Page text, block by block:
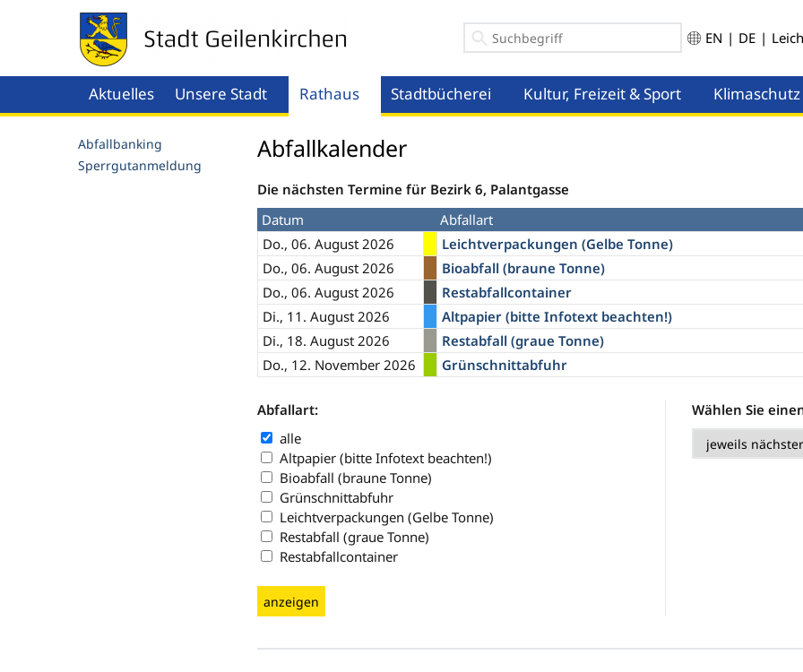
EN | DE |
Aktuelles
Unsere Stadt
Rathaus
Stadtbücherei
Kultur, Freizeit & Sport
Abfallbanking
Sperrgutanmeldung
Abfallkalender
Die nächsten Termine für Bezirk 6, Palantgasse
Datum
Abfallart
Do., 06. August 2026
Leichtverpackungen (Gelbe Tonne)
Do., 06. August 2026
Bioabfall (braune Tonne)
Do., 06. August 2026
Restabfallcontainer
Di., 11. August 2026
Altpapier (bitte Infotext beachten!)
Di., 18. August 2026
Restabfall (graue Tonne)
Do., 12. November 2026
Grünschnittabfuhr
Abfallart:
alle
Altpapier (bitte Infotext beachten!)
Bioabfall (braune Tonne)
Grünschnittabfuhr
Leichtverpackungen (Gelbe Tonne)
Restabfall (graue Tonne)
Restabfallcontainer
anzeigen
Wählen Sie